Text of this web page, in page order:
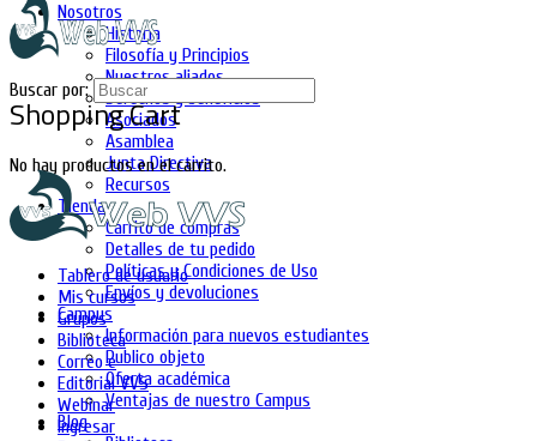
Nosotros
Historia
Filosofía y Principios
Nuestros aliados
Derechos y beneficios
Asociados
Asamblea
Junta Directiva
Recursos
Tienda
Carrito de compras
Detalles de tu pedido
Políticas y Condiciones de Uso
Envíos y devoluciones
Campus
Información para nuevos estudiantes
Publico objeto
Oferta académica
Ventajas de nuestro Campus
Blog
Shopping Cart
No hay productos en el carrito.
Buscar por:
Tablero de usuario
Mis cursos
Grupos
Biblioteca
Correo e
Editorial VVS
Webinar
Ingresar